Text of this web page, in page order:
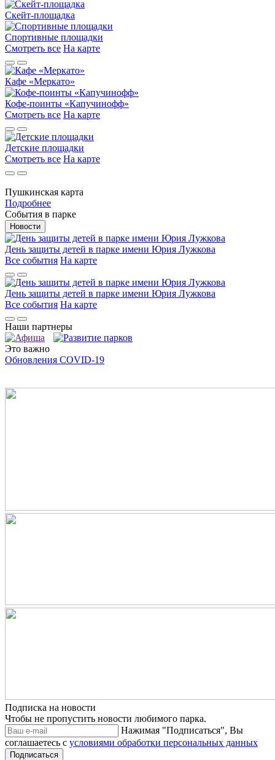
Скейт-площадка
Спортивные площадки
Смотреть все На карте
Кафе «Меркато»
Кофе-поинты «Капучинофф»
Смотреть все На карте
Детские площадки
Смотреть все На карте
Пушкинская карта
Подробнее
События в парке
Новости
День защиты детей в парке имени Юрия Лужкова
Все события На карте
День защиты детей в парке имени Юрия Лужкова
Все события На карте
Наши партнеры
Это важно
Обновления COVID-19
Подписка на новости
Чтобы не пропустить новости любимого парка.
Нажимая "Подписаться", Вы
соглашаетесь с условиями обработки персональных данных
Подписаться